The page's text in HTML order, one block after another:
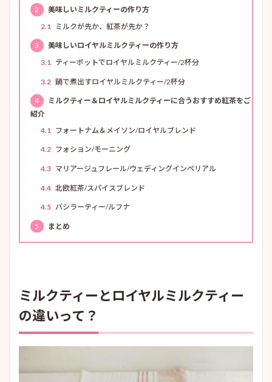
2
美味しいミルクティーの作り方
2.1
ミルクが先か、紅茶が先か？
3
美味しいロイヤルミルクティーの作り方
3.1
ティーポットでロイヤルミルクティー/2杯分
3.2 鍋で煮出すロイヤルミルクティー/2杯分
4
ミルクティー＆ロイヤルミルクティーに合うおすすめ紅茶をご
紹介
4.1
フォートナム＆メイソン/ロイヤルブレンド
4.2 フォション/モーニング
4.3 マリアージュフレール/ウェディングインペリアル
4.4 北欧紅茶/スパイスブレンド
4.5 バシラーティー/ルフナ
5 まとめ
ミルクティーとロイヤルミルクティー
の違いって？